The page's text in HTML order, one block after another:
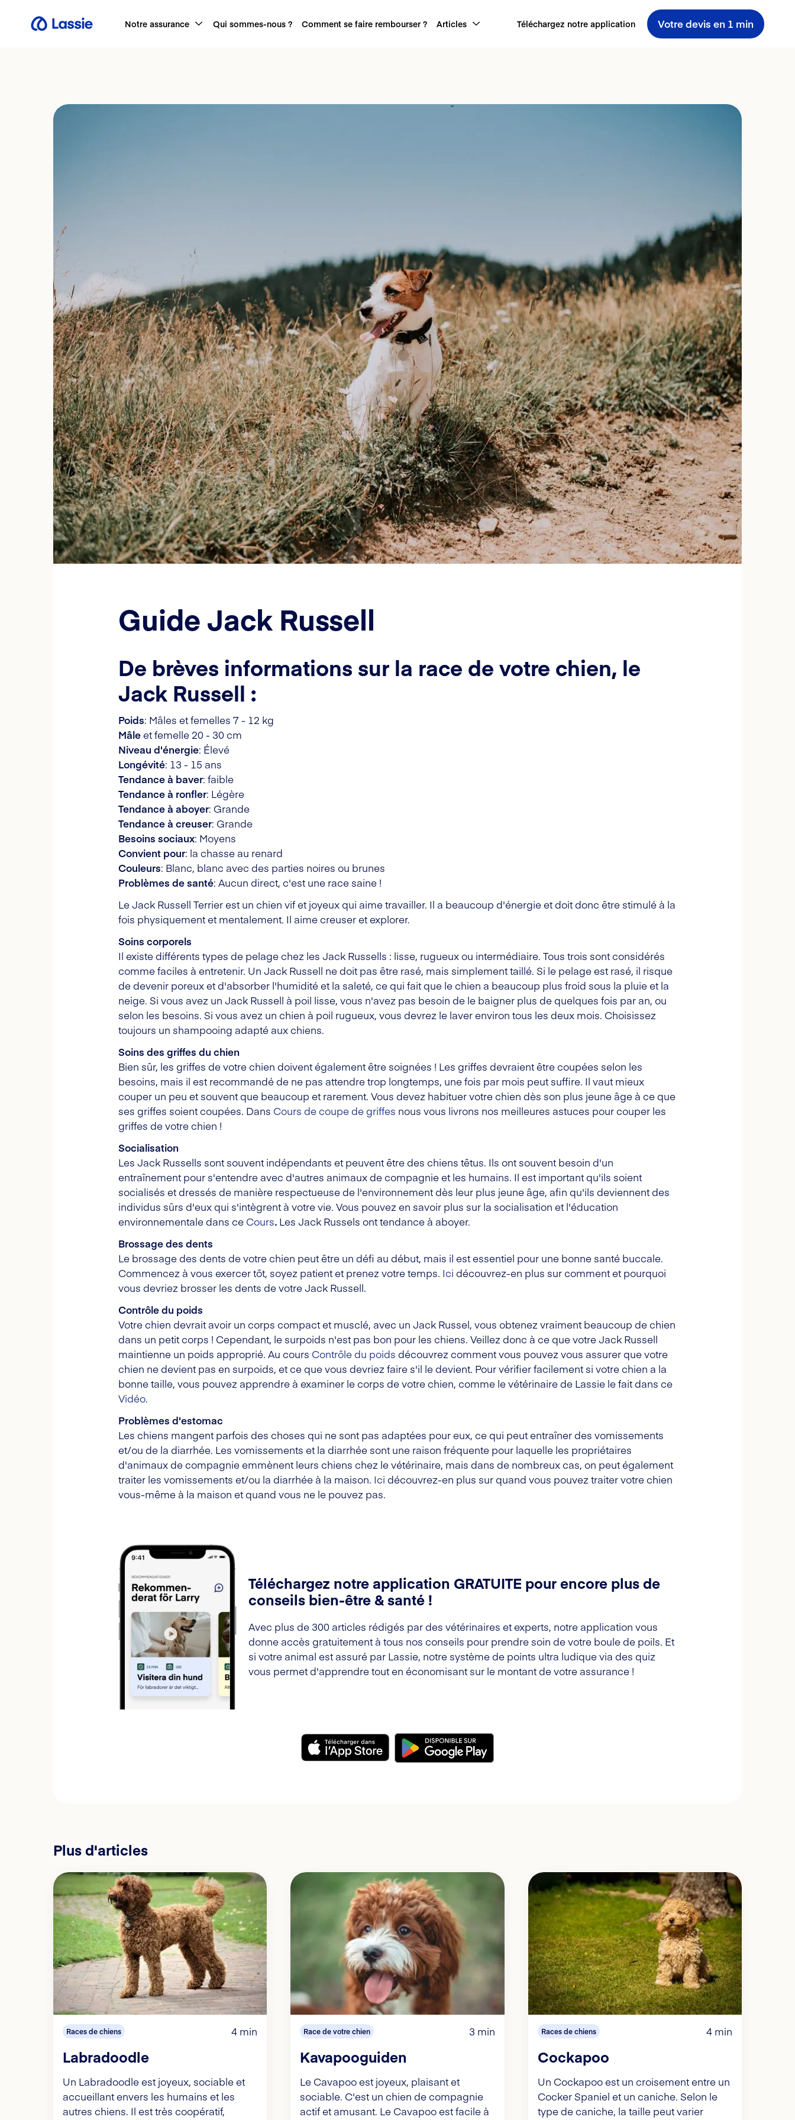
Notre assurance Qui sommes-nous ? Comment se faire rembourser ? Articles Téléchargez notre application Votre devis en 1 min
Guide Jack Russell
De brèves informations sur la race de votre chien, le
Jack Russell :
Poids: Mâles et femelles 7 - 12 kg
Mâleet femelle 20 - 30 cm
Niveau d'énergie: Élevé
Longévité: 13 - 15 ans
Tendance à baver: faible
Tendance à ronfler: Légère
Tendance à aboyer: Grande
Tendance à creuser: Grande
Besoins sociaux: Moyens
Convient pour: la chasse au renard
Couleurs: Blanc, blanc avec des parties noires ou brunes
Problèmes de santé: Aucun direct, c'est une race saine !
Le Jack Russell Terrier est un chien vif et joyeux qui aime travailler. Il a beaucoup d'énergie et doit donc être stimulé à la
fois physiquement et mentalement. Il aime creuser et explorer.
Soins corporels
Il existe différents types de pelage chez les Jack Russells : lisse, rugueux ou intermédiaire. Tous trois sont considérés
comme faciles à entretenir. Un Jack Russell ne doit pas être rasé, mais simplement taillé. Si le pelage est rasé, il risque
de devenir poreux et d'absorber l'humidité et la saleté, ce qui fait que le chien a beaucoup plus froid sous la pluie et la
neige. Si vous avez un Jack Russell à poil lisse, vous n'avez pas besoin de le baigner plus de quelques fois par an, ou
selon les besoins. Si vous avez un chien à poil rugueux, vous devrez le laver environ tous les deux mois. Choisissez
toujours un shampooing adapté aux chiens.
Soins des griffes du chien
Bien sûr, les griffes de votre chien doivent également être soignées ! Les griffes devraient être coupées selon les
besoins, mais il est recommandé de ne pas attendre trop longtemps, une fois par mois peut suffire. Il vaut mieux
couper un peu et souvent que beaucoup et rarement. Vous devez habituer votre chien dès son plus jeune âge à ce que
ses griffes soient coupées. Dans Cours de coupe de griffes nous vous livrons nos meilleures astuces pour couper les
griffes de votre chien !
Socialisation
Les Jack Russells sont souvent indépendants et peuvent être des chiens têtus. Ils ont souvent besoin d'un
entraînement pour s'entendre avec d'autres animaux de compagnie et les humains. Il est important qu'ils soient
socialisés et dressés de manière respectueuse de l'environnement dès leur plus jeune âge, afin qu'ils deviennent des
individus sûrs d'eux qui s'intègrent à votre vie. Vous pouvez en savoir plus sur la socialisation et l'éducation
environnementale dans ce Cours. Les Jack Russels ont tendance à aboyer.
Brossage des dents
Le brossage des dents de votre chien peut être un défi au début, mais il est essentiel pour une bonne santé buccale.
Commencez à vous exercer tôt, soyez patient et prenez votre temps. Ici découvrez-en plus sur comment et pourquoi
vous devriez brosser les dents de votre Jack Russell.
Contrôle du poids
Votre chien devrait avoir un corps compact et musclé, avec un Jack Russel, vous obtenez vraiment beaucoup de chien
dans un petit corps ! Cependant, le surpoids n'est pas bon pour les chiens. Veillez donc à ce que votre Jack Russell
maintienne un poids approprié. Au cours Contrôle du poids découvrez comment vous pouvez vous assurer que votre
chien ne devient pas en surpoids, et ce que vous devriez faire s'il le devient. Pour vérifier facilement si votre chien a la
bonne taille, vous pouvez apprendre à examiner le corps de votre chien, comme le vétérinaire de Lassie le fait dans ce
Vidéo.
Problèmes d'estomac
Les chiens mangent parfois des choses qui ne sont pas adaptées pour eux, ce qui peut entraîner des vomissements
et/ou de la diarrhée. Les vomissements et la diarrhée sont une raison fréquente pour laquelle les propriétaires
d'animaux de compagnie emmènent leurs chiens chez le vétérinaire, mais dans de nombreux cas, on peut également
traiter les vomissements et/ou la diarrhée à la maison. Ici découvrez-en plus sur quand vous pouvez traiter votre chien
vous-même à la maison et quand vous ne le pouvez pas.
Téléchargez notre application GRATUITE pour encore plus de
conseils bien-être & santé !
Avec plus de 300 articles rédigés par des vétérinaires et experts, notre application vous
donne accès gratuitement à tous nos conseils pour prendre soin de votre boule de poils. Et
si votre animal est assuré par Lassie, notre système de points ultra ludique via des quiz
vous permet d'apprendre tout en économisant sur le montant de votre assurance !
Plus d'articles
Races de chiens 4 min
Labradoodle
Un Labradoodle est joyeux, sociable et
accueillant envers les humains et les
autres chiens. Il est très coopératif,
Race de votre chien 3 min
Kavapooguiden
Le Cavapoo est joyeux, plaisant et
sociable. C'est un chien de compagnie
actif et amusant. Le Cavapoo est facile à
Races de chiens 4 min
Cockapoo
Un Cockapoo est un croisement entre un
Cocker Spaniel et un caniche. Selon le
type de caniche, la taille peut varier